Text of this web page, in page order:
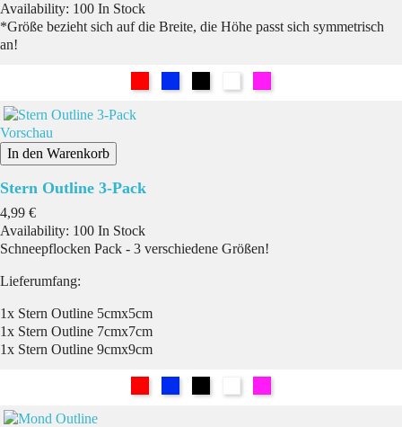
Availability: 100 In Stock
*Größe bezieht sich auf die Breite, die Höhe passt sich symmetrisch
an!
Vorschau
In den Warenkorb
Stern Outline 3-Pack
Preis
4,99 €
Availability: 100 In Stock
Schneepflocken Pack - 3 verschiedene Größen!
Lieferumfang:
1x Stern Outline 5cmx5cm
1x Stern Outline 7cmx7cm
1x Stern Outline 9cmx9cm